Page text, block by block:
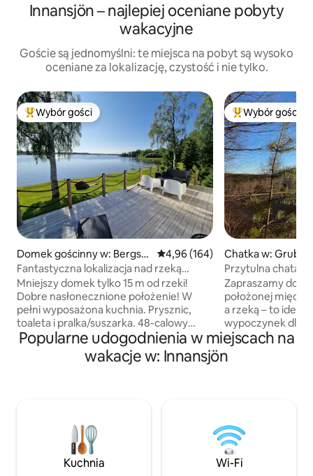
Innansjön – najlepiej oceniane pobyty
wakacyjne
Goście są jednomyślni: te miejsca na pobyt są wysoko
oceniane za lokalizację, czystość i nie tylko.
Najpopularniejsze z kategorii Wybór gości
Wybór gości
Domek gościnny w: Bergsb
oda
Średnia ocena: 4,96 na 5, liczba
4,96 (164)
Fantastyczna lokalizacja nad rzeką
Umeälven.
Mniejszy domek tylko 15 m od rzeki!
Dobre nasłonecznione położenie! W
pełni wyposażona kuchnia. Prysznic,
toaleta i pralka/suszarka. 48-calowy
telewizor z chromecastem. Podwójne
łóżko 160 cm. Rozkładana sofa 140 cm.
Dostępna jest sauna opalana drewnem i
nie jest gwarantowana, gdy rezerwacja
jest dokonana mniej niż 5 dni wcześniej
(czyszczenie, chemia i chlor) Ciesz się
widokiem, pięknymi trasami
Wybór gości
Chatka w:
Przytulna chata
spokojny
Zapraszamy do
położonej
a rzeką – to
wypoczynek dla
przyrody. Dom
miłośników
(w pobliżu jest
słońcem o
w saunie.
w pobliżu
Witamy w naszej
Popularne udogodnienia w miejscach na
wakacje w: Innansjön
Kuchnia Wi-Fi